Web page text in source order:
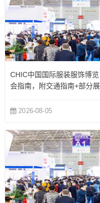
CHIC中国国际服装服饰博览
会指南，附交通指南+部分展
2026-08-05